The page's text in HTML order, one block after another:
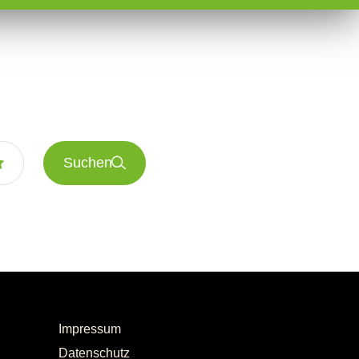
Suchen
Impressum
Datenschutz